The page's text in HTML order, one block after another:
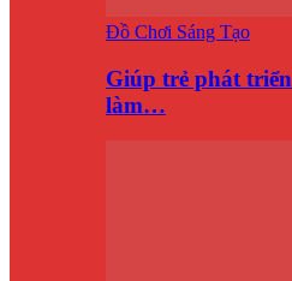
Đồ Chơi Sáng Tạo
Giúp trẻ phát
làm…